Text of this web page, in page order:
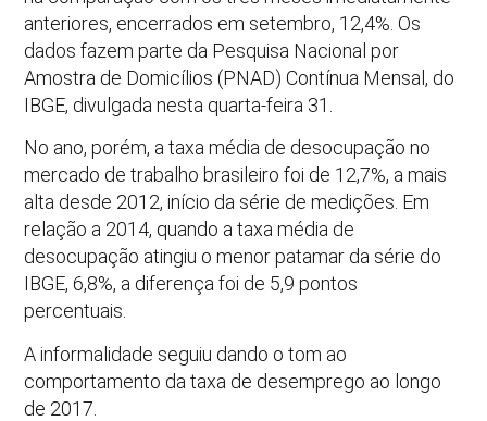
anteriores, encerrados em setembro, 12,4%. Os
dados fazem parte da Pesquisa Nacional por
Amostra de Domicílios (PNAD) Contínua Mensal, do
IBGE, divulgada nesta quarta-feira 31.
No ano, porém, a taxa média de desocupação no
mercado de trabalho brasileiro foi de 12,7%, a mais
alta desde 2012, início da série de medições. Em
relação a 2014, quando a taxa média de
desocupação atingiu o menor patamar da série do
IBGE, 6,8%, a diferença foi de 5,9 pontos
percentuais.
A informalidade seguiu dando o tom ao
comportamento da taxa de desemprego ao longo
de 2017.